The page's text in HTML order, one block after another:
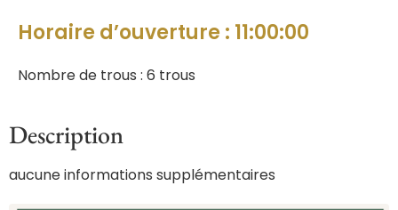
Horaire d’ouverture : 11:00:00
Nombre de trous : 6 trous
Description
aucune informations supplémentaires